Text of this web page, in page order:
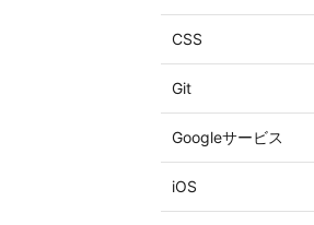
CSS
Git
Googleサービス
iOS